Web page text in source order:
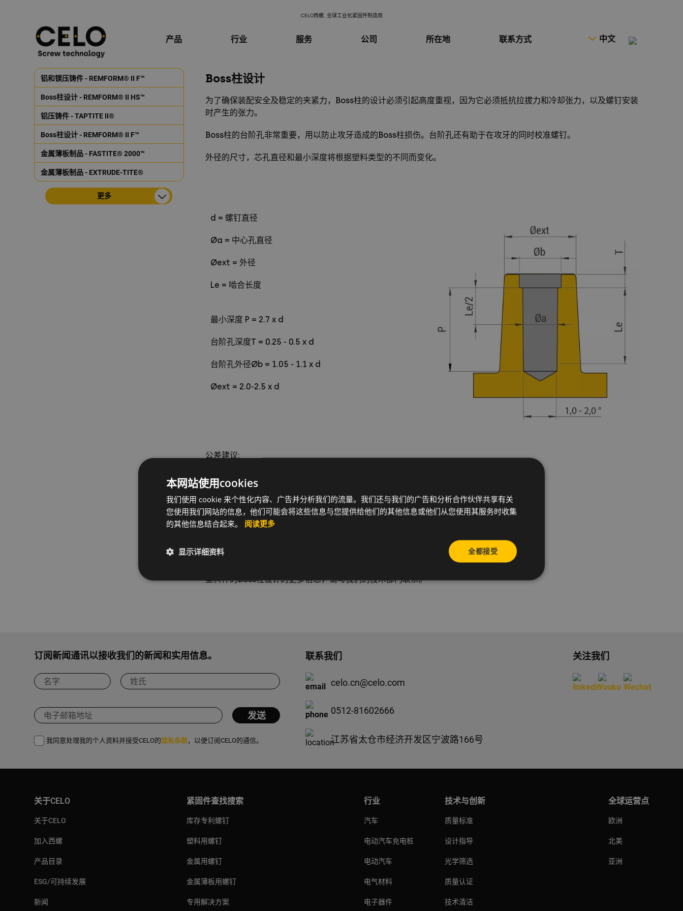
CELO西螺, 全球工业化紧固件制造商
产品 行业 服务 公司 所在地 联系方式 中文
铝和镁压铸件 - REMFORM® II F™
Boss柱设计 - REMFORM® II HS™
铝压铸件 - TAPTITE II®
Boss柱设计 - REMFORM® II F™
金属薄板制品 - FASTITE® 2000™
金属薄板制品 - EXTRUDE-TITE®
更多
Boss柱设计
为了确保装配安全及稳定的夹紧力，Boss柱的设计必须引起高度重视，因为它必须抵抗拉拔力和冷却张力，以及螺钉安装
时产生的张力。
Boss柱的台阶孔非常重要，用以防止攻牙造成的Boss柱损伤。台阶孔还有助于在攻牙的同时校准螺钉。
外径的尺寸，芯孔直径和最小深度将根据塑料类型的不同而变化。
d = 螺钉直径
Øa = 中心孔直径
Øext = 外径
Le = 啮合长度
最小深度 P = 2.7 x d
台阶孔深度T = 0.25 - 0.5 x d
台阶孔外径Øb = 1.05 - 1.1 x d
Øext = 2.0-2.5 x d
公差建议:
孔径 ≤ Ø3.0 mm 公差+0.08 mm
孔径 Ø3.0 - Ø4.5 mm公差+0.10 mm
孔径 > Ø4.5 mm公差+0.12 mm
此数据仅作设计指导用。我们建议对塑料件进行相关测试后再确定精确数据。
塑料件的Boss柱设计的更多信息，请与我们的技术部门联系。
订阅新闻通讯以接收我们的新闻和实用信息。
我同意处理我的个人资料并接受CELO的 隐私条款，以便订阅CELO的通信。
联系我们
celo.cn@celo.com
0512-81602666
江苏省太仓市经济开发区宁波路166号
关注我们
关于CELO
关于CELO
加入西螺
产品目录
ESG/可持续发展
新闻
紧固件查找搜索
库存专利螺钉
塑料用螺钉
金属用螺钉
金属薄板用螺钉
专用解决方案
行业
汽车
电动汽车充电桩
电动汽车
电气材料
电子器件
技术与创新
质量标准
设计指导
光学筛选
质量认证
技术清洁
全球运营点
欧洲
北美
亚洲
本网站使用cookies
我们使用 cookie 来个性化内容、广告并分析我们的流量。我们还与我们的广告和分析合作伙伴共享有关
您使用我们网站的信息，他们可能会将这些信息与您提供给他们的其他信息或他们从您使用其服务时收集
的其他信息结合起来。
阅读更多
全都接受
显示详细资料